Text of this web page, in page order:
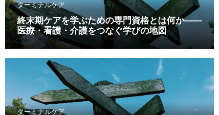
ターミナルケア
終末期ケアを学ぶための専門資格とは何か――
医療・看護・介護をつなぐ学びの地図
ターミナルケア